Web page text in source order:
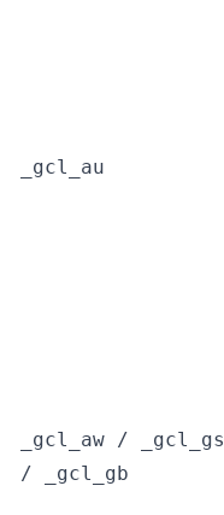
_gcl_au
_gcl_aw / _gcl_gs
/ _gcl_gb